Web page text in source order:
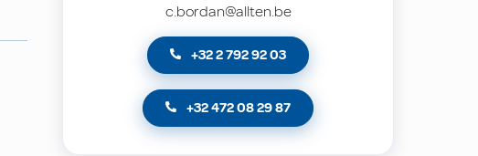
c.bordan@allten.be
+32 2 792 92 03
+32 472 08 29 87